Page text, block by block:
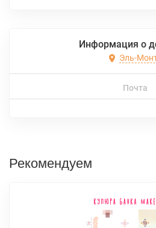
Информация о
Эль-
Почта
Рекомендуем